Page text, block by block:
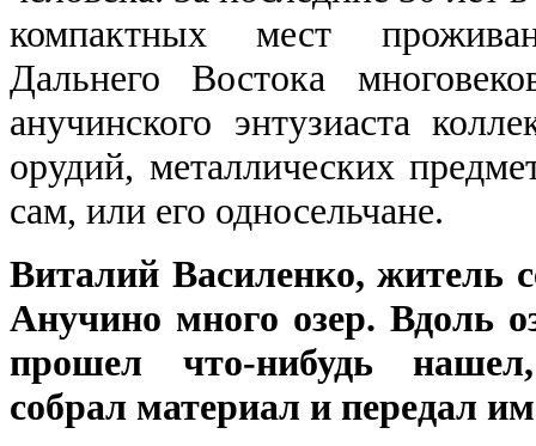
компактных мест
Дальнего Востока
анучинского энтузиаста
орудий, металлических
сам, или его односельчане.
Виталий Василенко, житель
Анучино много озер. Вдоль
прошел что-нибудь
собрал материал и передал